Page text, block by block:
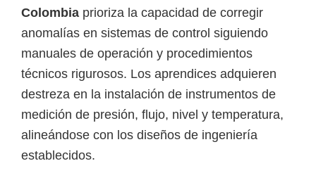
Colombia prioriza la capacidad de corregir
anomalías en sistemas de control siguiendo
manuales de operación y procedimientos
técnicos rigurosos. Los aprendices adquieren
destreza en la instalación de instrumentos de
medición de presión, flujo, nivel y temperatura,
alineándose con los diseños de ingeniería
establecidos.